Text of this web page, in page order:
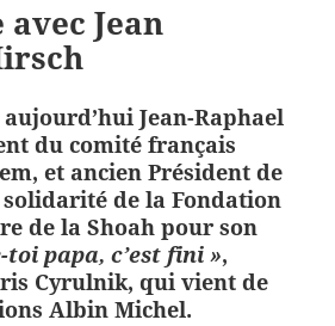
Jean
aujourd’huiJean-Raphael
du comité français
et ancien Président de
de la Fondation
de la Shoah pour son
toi papa, c’est fini »,
Cyrulnik, qui vient de
Albin Michel.